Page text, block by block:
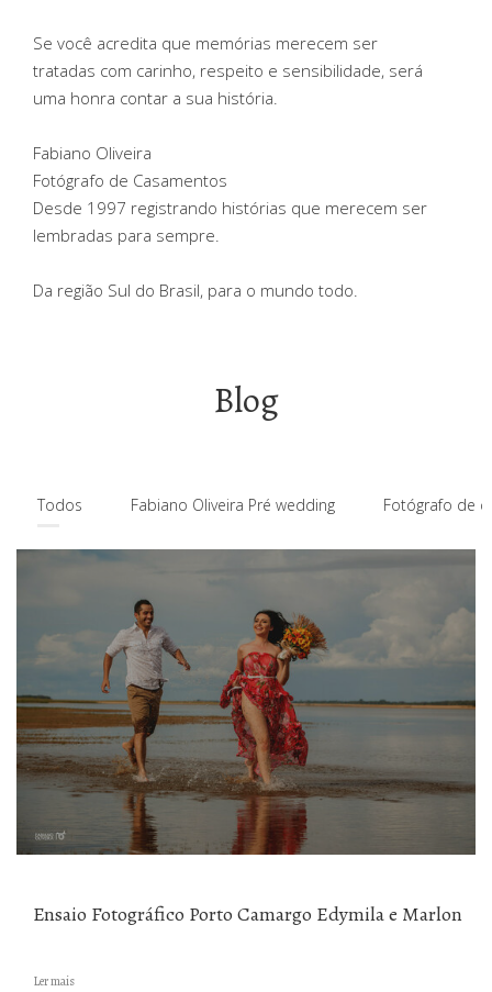
Se você acredita que memórias merecem ser
tratadas com carinho, respeito e sensibilidade, será
uma honra contar a sua história.
Fabiano Oliveira
Fotógrafo de Casamentos
Desde 1997 registrando histórias que merecem ser
lembradas para sempre.
Da região Sul do Brasil, para o mundo todo.
Blog
Todos Fabiano Oliveira Pré wedding Fotógrafo de
Ensaio Fotográfico Porto Camargo Edymila e Marlon
Ler mais
VER MAIS POSTS